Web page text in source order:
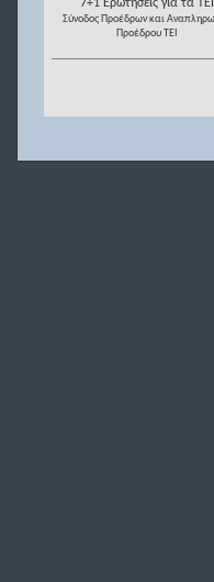
7+1 Ερωτήσεις για τα ΤΕΙ
Σύνοδος Προέδρων και
Προέδρου ΤΕΙ